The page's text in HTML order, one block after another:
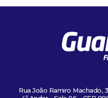
Rua João Ramiro Machado,